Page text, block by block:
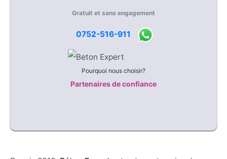
Gratuit et sans engagement
0752-516-911
Pourquoi nous choisir?
Partenaires de confiance